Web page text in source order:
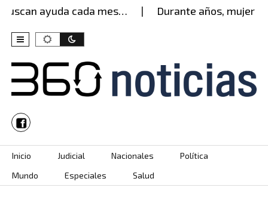
ayuda cada mes… Durante años, mujer
Skip to content
Inicio Judicial Nacionales
Política
Mundo
Especiales Salud